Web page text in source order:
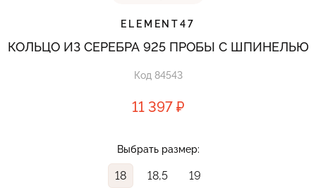
ELEMENT47
КОЛЬЦО ИЗ СЕРЕБРА 925 ПРОБЫ С ШПИНЕЛЬЮ
Код 84543
11 397 ₽
Выбрать размер:
18 18,5 19